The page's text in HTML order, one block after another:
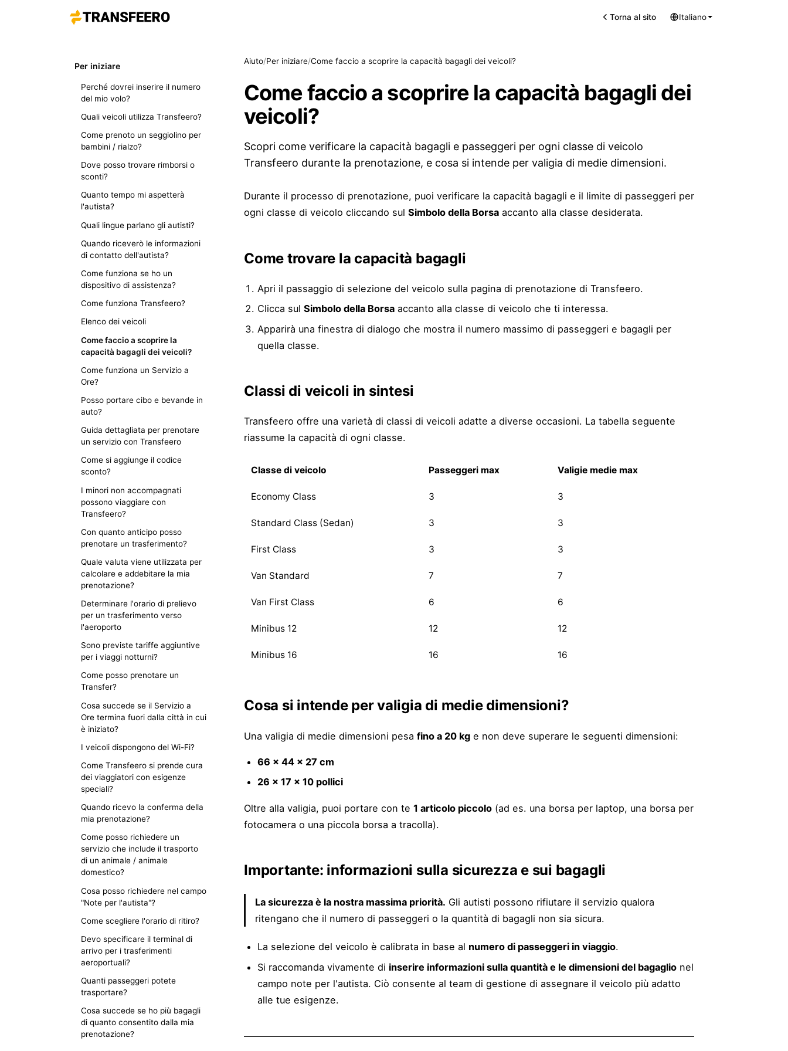
Torna al sito Italiano
Per iniziare
Perché dovrei inserire il numero
del mio volo?
Quali veicoli utilizza Transfeero?
Come prenoto un seggiolino per
bambini / rialzo?
Dove posso trovare rimborsi o
sconti?
Quanto tempo mi aspetterà
l'autista?
Quali lingue parlano gli autisti?
Quando riceverò le informazioni
di contatto dell'autista?
Come funziona se ho un
dispositivo di assistenza?
Come funziona Transfeero?
Elenco dei veicoli
Come faccio a scoprire la
capacità bagagli dei veicoli?
Come funziona un Servizio a
Ore?
Posso portare cibo e bevande in
auto?
Guida dettagliata per prenotare
un servizio con Transfeero
Come si aggiunge il codice
sconto?
I minori non accompagnati
possono viaggiare con
Transfeero?
Con quanto anticipo posso
prenotare un trasferimento?
Quale valuta viene utilizzata per
calcolare e addebitare la mia
prenotazione?
Determinare l'orario di prelievo
per un trasferimento verso
l'aeroporto
Sono previste tariffe aggiuntive
per i viaggi notturni?
Come posso prenotare un
Transfer?
Cosa succede se il Servizio a
Ore termina fuori dalla città in cui
è iniziato?
I veicoli dispongono del Wi-Fi?
Come Transfeero si prende cura
dei viaggiatori con esigenze
speciali?
Quando ricevo la conferma della
mia prenotazione?
Come posso richiedere un
servizio che include il trasporto
di un animale / animale
domestico?
Cosa posso richiedere nel campo
"Note per l'autista"?
Come scegliere l'orario di ritiro?
Devo specificare il terminal di
arrivo per i trasferimenti
aeroportuali?
Quanti passeggeri potete
trasportare?
Cosa succede se ho più bagagli
di quanto consentito dalla mia
prenotazione?
Aiuto/Per iniziare/Come faccio a scoprire la capacità bagagli dei veicoli?
Come faccio a scoprire la capacità bagagli dei
veicoli?
Scopri come verificare la capacità bagagli e passeggeri per ogni classe di veicolo
Transfeero durante la prenotazione, e cosa si intende per valigia di medie dimensioni.
Durante il processo di prenotazione, puoi verificare la capacità bagagli e il limite di passeggeri per
ogni classe di veicolo cliccando sul Simbolo della Borsa accanto alla classe desiderata.
Come trovare la capacità bagagli
Apri il passaggio di selezione del veicolo sulla pagina di prenotazione di Transfeero.
Clicca sul Simbolo della Borsaaccanto alla classe di veicolo che ti interessa.
Apparirà una finestra di dialogo che mostra il numero massimo di passeggeri e bagagli per
quella classe.
Classi di veicoli in sintesi
Transfeero offre una varietà di classi di veicoli adatte a diverse occasioni. La tabella seguente
riassume la capacità di ogni classe.
Classe di veicolo Passeggeri max Valigie medie max
Economy Class 3 3
Standard Class (Sedan) 3 3
First Class 3 3
Van Standard 7 7
Van First Class 6 6
Minibus 12 12 12
Minibus 16 16 16
Cosa si intende per valigia di medie dimensioni?
Una valigia di medie dimensioni pesa fino a 20 kg e non deve superare le seguenti dimensioni:
66 × 44 × 27 cm
26 × 17 × 10 pollici
Oltre alla valigia, puoi portare con te 1 articolo piccolo (ad es. una borsa per laptop, una borsa per
fotocamera o una piccola borsa a tracolla).
Importante: informazioni sulla sicurezza e sui bagagli
La sicurezza è la nostra massima priorità. Gli autisti possono rifiutare il servizio qualora
ritengano che il numero di passeggeri o la quantità di bagagli non sia sicura.
La selezione del veicolo è calibrata in base al numero di passeggeri in viaggio.
Si raccomanda vivamente di inserire informazioni sulla quantità e le dimensioni del bagaglionel
campo note per l'autista. Ciò consente al team di gestione di assegnare il veicolo più adatto
alle tue esigenze.